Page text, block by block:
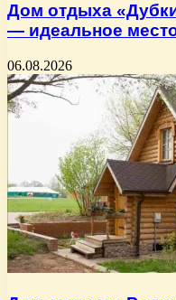
Дом отдыха
— идеальное
06.08.2026